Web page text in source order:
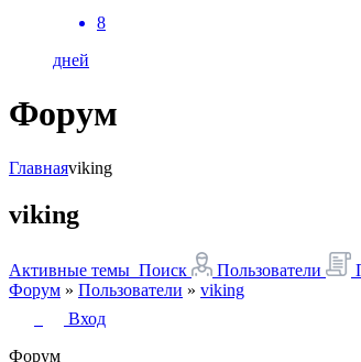
8
дней
Форум
Главнаяviking
viking
Активные темы Поиск Пользователи
Форум » Пользователи » viking
Вход
Форум